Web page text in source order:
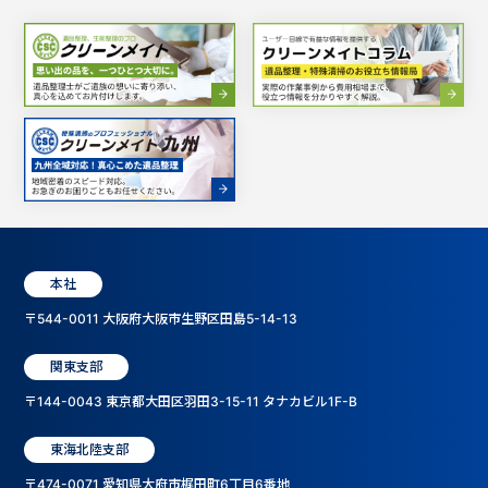
本社
〒544-0011 大阪府大阪市生野区田島5-14-13
関東支部
〒144-0043 東京都大田区羽田3-15-11 タナカビル1F-B
東海北陸支部
〒474-0071 愛知県大府市梶田町6丁目6番地